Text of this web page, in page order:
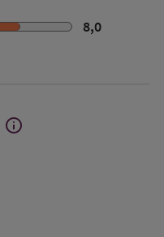
8,0
Visa
info